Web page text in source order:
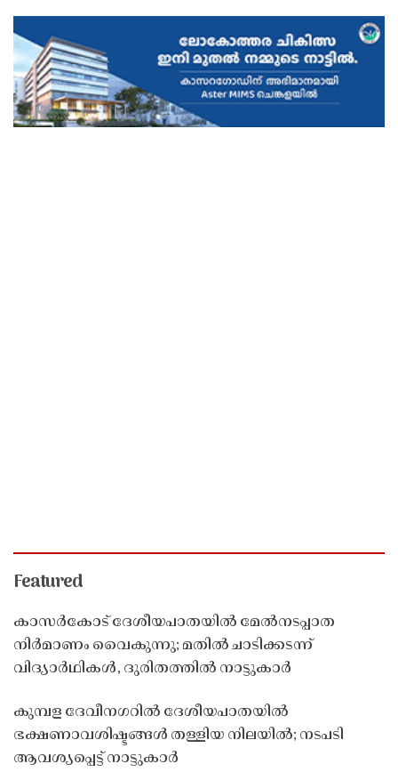
Featured
കാസർകോട് ദേശീയപാതയിൽ മേൽനടപ്പാത
നിർമാണം വൈകുന്നു; മതിൽ ചാടിക്കടന്ന്
വിദ്യാർഥികൾ, ദുരിതത്തിൽ നാട്ടുകാർ
കുമ്പള ദേവീനഗറിൽ ദേശീയപാതയിൽ
ഭക്ഷണാവശിഷ്ടങ്ങൾ തള്ളിയ നിലയിൽ; നടപടി
ആവശ്യപ്പെട്ട് നാട്ടുകാർ